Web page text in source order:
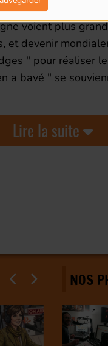
du groupe "
voient plus
et devenir
" pour réaliser
a bavé " se
Lire la suite
NOS